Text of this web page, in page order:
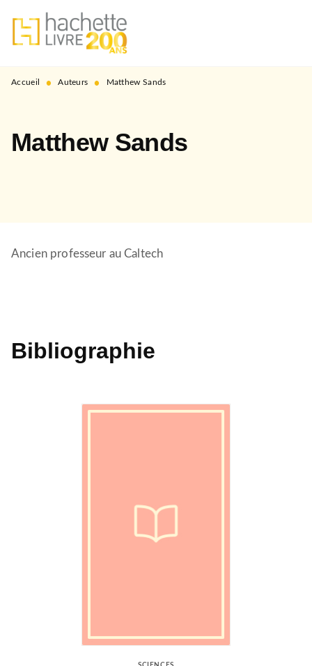
MENU RECHERCHE
PIED DE PAGE
Accueil • Auteurs • Matthew Sands
Matthew Sands
Ancien professeur au Caltech
Bibliographie